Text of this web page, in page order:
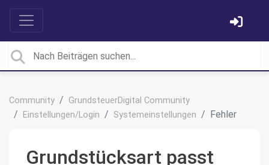
Community
GrundsteuerDigital Community
Einstellungen/Login
Systemeinstellungen Fehler
Grundstücksart passt